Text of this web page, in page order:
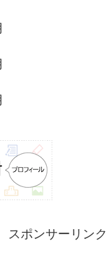
スポンサーリンク